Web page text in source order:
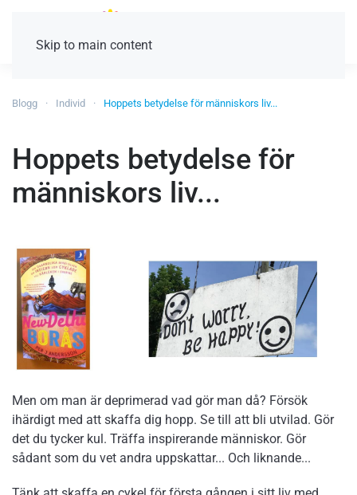
Skip to main content
Blogg Individ Hoppets betydelse för människors liv...
Hoppets betydelse för
människors liv...
Men om man är deprimerad vad gör man då? Försök
ihärdigt med att skaffa dig hopp. Se till att bli utvilad. Gör
det du tycker kul. Träffa inspirerande människor. Gör
sådant som du vet andra uppskattar... Och liknande...